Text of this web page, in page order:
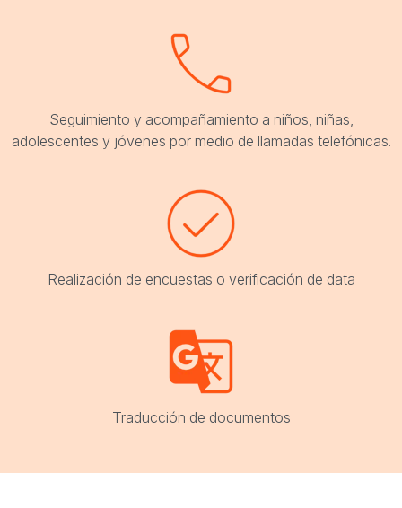
Seguimiento y acompañamiento a niños, niñas,
adolescentes y jóvenes por medio de llamadas telefónicas.
Realización de encuestas o verificación de data
Traducción de documentos